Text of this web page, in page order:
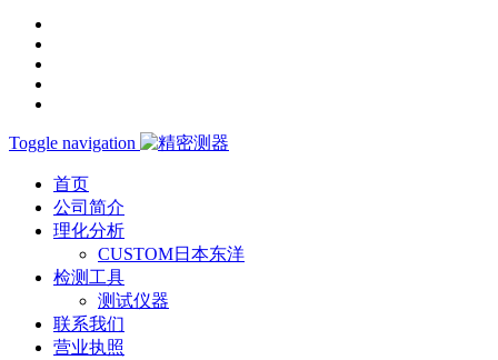
Toggle navigation
首页
公司简介
理化分析
CUSTOM日本东洋
检测工具
测试仪器
联系我们
营业执照